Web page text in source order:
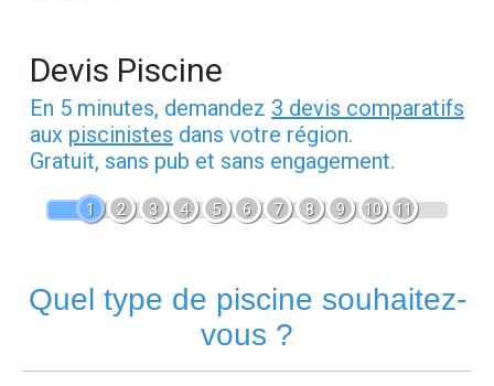
Devis Piscine
En 5 minutes, demandez 3 devis comparatifs
aux piscinistes dans votre région.
Gratuit, sans pub et sans engagement.
1 2 3 4 5 6 7 8 9 10 11
Quel type de piscine souhaitez-
vous ?